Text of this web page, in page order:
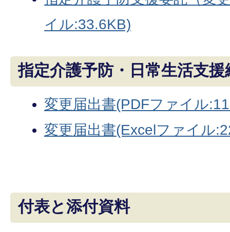
イル:33.6KB)
指定介護予防・日常生活支援
変更届出書(PDFファイル
変更届出書(Excelファイル
付表と添付資料